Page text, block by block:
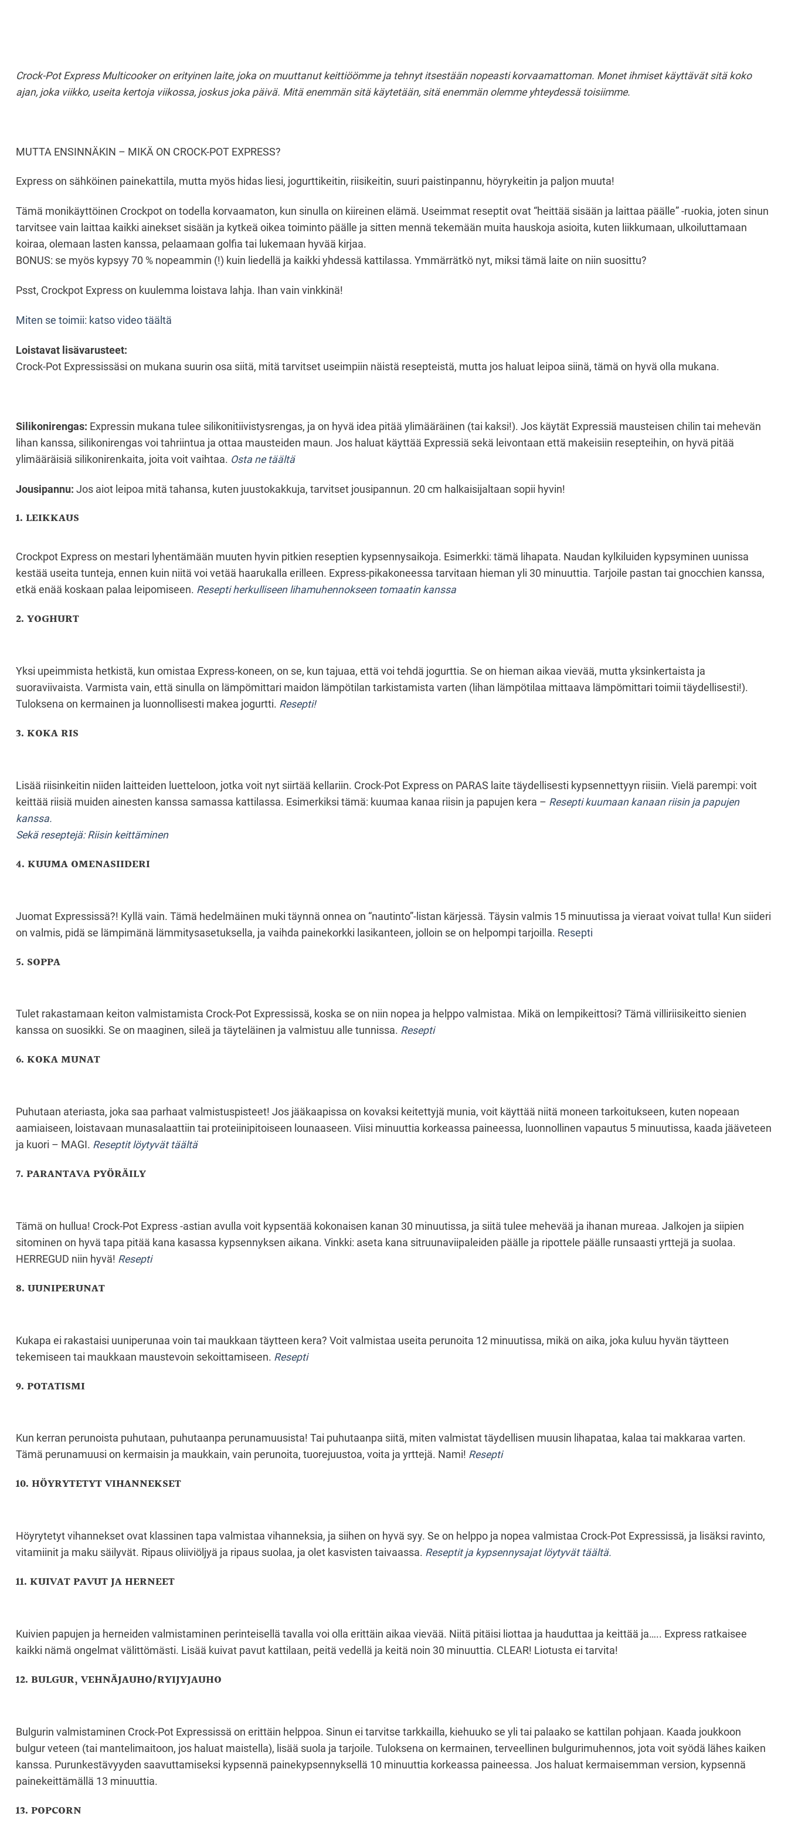
Crock-Pot Express Multicooker on erityinen laite, joka on muuttanut keittiöömme ja tehnyt itsestään nopeasti korvaamattoman. Monet ihmiset käyttävät sitä koko
ajan, joka viikko, useita kertoja viikossa, joskus joka päivä. Mitä enemmän sitä käytetään, sitä enemmän olemme yhteydessä toisiimme.
MUTTA ENSINNÄKIN – MIKÄ ON CROCK-POT EXPRESS?
Express on sähköinen painekattila, mutta myös hidas liesi, jogurttikeitin, riisikeitin, suuri paistinpannu, höyrykeitin ja paljon muuta!
Tämä monikäyttöinen Crockpot on todella korvaamaton, kun sinulla on kiireinen elämä. Useimmat reseptit ovat “heittää sisään ja laittaa päälle” -ruokia, joten sinun
tarvitsee vain laittaa kaikki ainekset sisään ja kytkeä oikea toiminto päälle ja sitten mennä tekemään muita hauskoja asioita, kuten liikkumaan, ulkoiluttamaan
koiraa, olemaan lasten kanssa, pelaamaan golfia tai lukemaan hyvää kirjaa.
BONUS: se myös kypsyy 70 % nopeammin (!) kuin liedellä ja kaikki yhdessä kattilassa. Ymmärrätkö nyt, miksi tämä laite on niin suosittu?
Psst, Crockpot Express on kuulemma loistava lahja. Ihan vain vinkkinä!
Miten se toimii: katso video täältä
Loistavat lisävarusteet:
Crock-Pot Expressissäsi on mukana suurin osa siitä, mitä tarvitset useimpiin näistä resepteistä, mutta jos haluat leipoa siinä, tämä on hyvä olla mukana.
Silikonirengas: Expressin mukana tulee silikonitiivistysrengas, ja on hyvä idea pitää ylimääräinen (tai kaksi!). Jos käytät Expressiä mausteisen chilin tai mehevän
lihan kanssa, silikonirengas voi tahriintua ja ottaa mausteiden maun. Jos haluat käyttää Expressiä sekä leivontaan että makeisiin resepteihin, on hyvä pitää
ylimääräisiä silikonirenkaita, joita voit vaihtaa. Osta ne täältä
Jousipannu: Jos aiot leipoa mitä tahansa, kuten juustokakkuja, tarvitset jousipannun. 20 cm halkaisijaltaan sopii hyvin!
1. LEIKKAUS
Crockpot Express on mestari lyhentämään muuten hyvin pitkien reseptien kypsennysaikoja. Esimerkki: tämä lihapata. Naudan kylkiluiden kypsyminen uunissa
kestää useita tunteja, ennen kuin niitä voi vetää haarukalla erilleen. Express-pikakoneessa tarvitaan hieman yli 30 minuuttia. Tarjoile pastan tai gnocchien kanssa,
etkä enää koskaan palaa leipomiseen. Resepti herkulliseen lihamuhennokseen tomaatin kanssa
2. YOGHURT
Yksi upeimmista hetkistä, kun omistaa Express-koneen, on se, kun tajuaa, että voi tehdä jogurttia. Se on hieman aikaa vievää, mutta yksinkertaista ja
suoraviivaista. Varmista vain, että sinulla on lämpömittari maidon lämpötilan tarkistamista varten (lihan lämpötilaa mittaava lämpömittari toimii täydellisesti!).
Tuloksena on kermainen ja luonnollisesti makea jogurtti. Resepti!
3. KOKA RIS
Lisää riisinkeitin niiden laitteiden luetteloon, jotka voit nyt siirtää kellariin. Crock-Pot Express on PARAS laite täydellisesti kypsennettyyn riisiin. Vielä parempi: voit
keittää riisiä muiden ainesten kanssa samassa kattilassa. Esimerkiksi tämä: kuumaa kanaa riisin ja papujen kera – Resepti kuumaan kanaan riisin ja papujen
kanssa.
Sekä reseptejä: Riisin keittäminen
4. KUUMA OMENASIIDERI
Juomat Expressissä?! Kyllä vain. Tämä hedelmäinen muki täynnä onnea on “nautinto”-listan kärjessä. Täysin valmis 15 minuutissa ja vieraat voivat tulla! Kun siideri
on valmis, pidä se lämpimänä lämmitysasetuksella, ja vaihda painekorkki lasikanteen, jolloin se on helpompi tarjoilla. Resepti
5. SOPPA
Tulet rakastamaan keiton valmistamista Crock-Pot Expressissä, koska se on niin nopea ja helppo valmistaa. Mikä on lempikeittosi? Tämä villiriisikeitto sienien
kanssa on suosikki. Se on maaginen, sileä ja täyteläinen ja valmistuu alle tunnissa. Resepti
6. KOKA MUNAT
Puhutaan ateriasta, joka saa parhaat valmistuspisteet! Jos jääkaapissa on kovaksi keitettyjä munia, voit käyttää niitä moneen tarkoitukseen, kuten nopeaan
aamiaiseen, loistavaan munasalaattiin tai proteiinipitoiseen lounaaseen. Viisi minuuttia korkeassa paineessa, luonnollinen vapautus 5 minuutissa, kaada jääveteen
ja kuori – MAGI. Reseptit löytyvät täältä
7. PARANTAVA PYÖRÄILY
Tämä on hullua! Crock-Pot Express -astian avulla voit kypsentää kokonaisen kanan 30 minuutissa, ja siitä tulee mehevää ja ihanan mureaa. Jalkojen ja siipien
sitominen on hyvä tapa pitää kana kasassa kypsennyksen aikana. Vinkki: aseta kana sitruunaviipaleiden päälle ja ripottele päälle runsaasti yrttejä ja suolaa.
HERREGUD niin hyvä! Resepti
8. UUNIPERUNAT
Kukapa ei rakastaisi uuniperunaa voin tai maukkaan täytteen kera? Voit valmistaa useita perunoita 12 minuutissa, mikä on aika, joka kuluu hyvän täytteen
tekemiseen tai maukkaan maustevoin sekoittamiseen. Resepti
9. POTATISMI
Kun kerran perunoista puhutaan, puhutaanpa perunamuusista! Tai puhutaanpa siitä, miten valmistat täydellisen muusin lihapataa, kalaa tai makkaraa varten.
Tämä perunamuusi on kermaisin ja maukkain, vain perunoita, tuorejuustoa, voita ja yrttejä. Nami! Resepti
10. HÖYRYTETYT VIHANNEKSET
Höyrytetyt vihannekset ovat klassinen tapa valmistaa vihanneksia, ja siihen on hyvä syy. Se on helppo ja nopea valmistaa Crock-Pot Expressissä, ja lisäksi ravinto,
vitamiinit ja maku säilyvät. Ripaus oliiviöljyä ja ripaus suolaa, ja olet kasvisten taivaassa. Reseptit ja kypsennysajat löytyvät täältä.
11. KUIVAT PAVUT JA HERNEET
Kuivien papujen ja herneiden valmistaminen perinteisellä tavalla voi olla erittäin aikaa vievää. Niitä pitäisi liottaa ja hauduttaa ja keittää ja….. Express ratkaisee
kaikki nämä ongelmat välittömästi. Lisää kuivat pavut kattilaan, peitä vedellä ja keitä noin 30 minuuttia. CLEAR! Liotusta ei tarvita!
12. BULGUR, VEHNÄJAUHO/RYIJYJAUHO
Bulgurin valmistaminen Crock-Pot Expressissä on erittäin helppoa. Sinun ei tarvitse tarkkailla, kiehuuko se yli tai palaako se kattilan pohjaan. Kaada joukkoon
bulgur veteen (tai mantelimaitoon, jos haluat maistella), lisää suola ja tarjoile. Tuloksena on kermainen, terveellinen bulgurimuhennos, jota voit syödä lähes kaiken
kanssa. Purunkestävyyden saavuttamiseksi kypsennä painekypsennyksellä 10 minuuttia korkeassa paineessa. Jos haluat kermaisemman version, kypsennä
painekeittämällä 13 minuuttia.
13. POPCORN